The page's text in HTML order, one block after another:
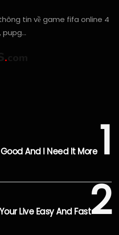
tin về game fifa online 4
pupg…
1
And I Need It More
2
Live Easy And Fast